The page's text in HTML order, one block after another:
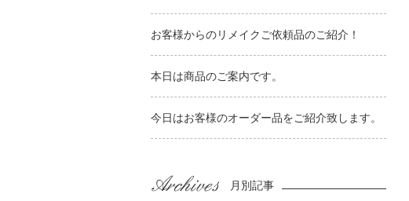
お客様からのリメイクご依頼品のご紹介！
本日は商品のご案内です。
今日はお客様のオーダー品をご紹介致します。
月別記事